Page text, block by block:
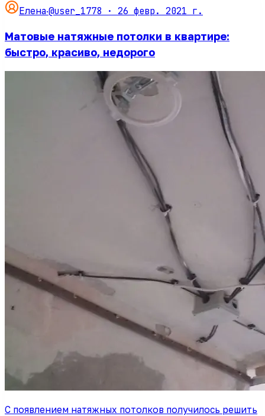
Елена·@user_1778 · 26 февр. 2021 г.
Матовые натяжные потолки в квартире:
быстро, красиво, недорого
С появлением натяжных потолков получилось решить